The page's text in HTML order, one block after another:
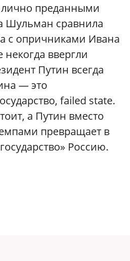
лично преданными
Шульман сравнила
с опричниками Ивана
некогда ввергли
Путин всегда
— это
failed state.
а Путин вместо
превращает в
Россию.